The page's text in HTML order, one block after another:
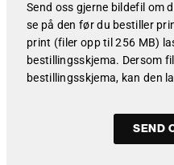
Send oss gjerne bildefil om
se på den før du bestiller
print (filer opp til 256 MB)
bestillingsskjema. Dersom
bestillingsskjema, kan den
SEND